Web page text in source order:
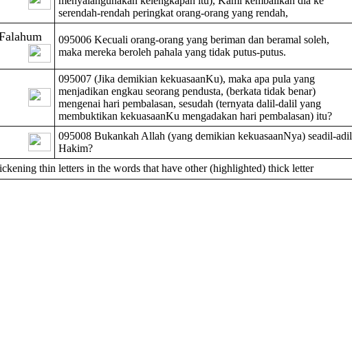
serendah-rendah peringkat orang-orang yang rendah,
m
095006 Kecuali orang-orang yang beriman dan beramal soleh,
maka mereka beroleh pahala yang tidak putus-putus.
095007 (Jika demikian kekuasaanKu), maka apa pula yang
menjadikan engkau seorang pendusta, (berkata tidak benar)
mengenai hari pembalasan, sesudah (ternyata dalil-dalil yang
membuktikan kekuasaanKu mengadakan hari pembalasan) itu?
095008 Bukankah Allah (yang demikian kekuasaanNya) seadil-adil
Hakim?
thin letters in the words that have other (highlighted) thick letter